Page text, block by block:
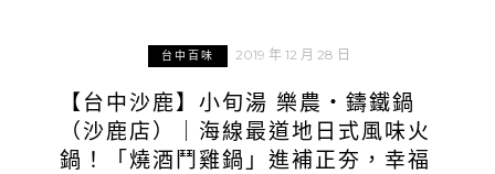
台中百味 2019 年 12 月 28 日
【台中沙鹿】小旬湯 樂農・鑄鐵鍋
（沙鹿店）｜海線最道地日式風味火
鍋！「燒酒鬥雞鍋」進補正夯，幸福